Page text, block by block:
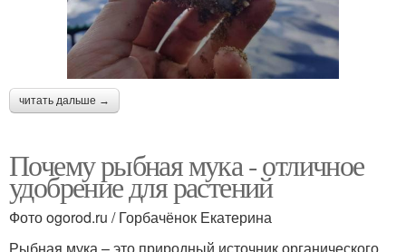
читать дальше →
Почему рыбная мука - отличное
удобрение для растений
Фото ogorod.ru / Горбачёнок Екатерина